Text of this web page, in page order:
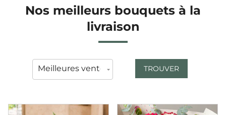
Nos meilleurs bouquets à la
livraison
TROUVER